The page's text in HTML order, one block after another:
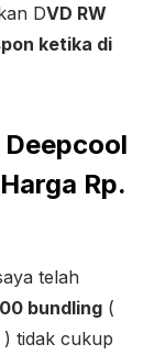
DVD RW
ketika di
Deepcool
Rp.
telah
bundling (
tidak cukup